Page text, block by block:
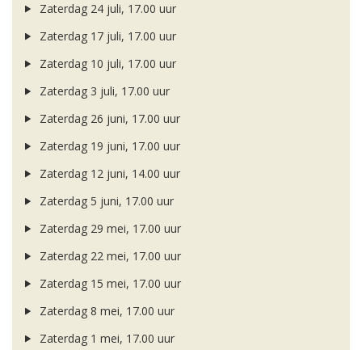
Zaterdag 24 juli, 17.00 uur
Zaterdag 17 juli, 17.00 uur
Zaterdag 10 juli, 17.00 uur
Zaterdag 3 juli, 17.00 uur
Zaterdag 26 juni, 17.00 uur
Zaterdag 19 juni, 17.00 uur
Zaterdag 12 juni, 14.00 uur
Zaterdag 5 juni, 17.00 uur
Zaterdag 29 mei, 17.00 uur
Zaterdag 22 mei, 17.00 uur
Zaterdag 15 mei, 17.00 uur
Zaterdag 8 mei, 17.00 uur
Zaterdag 1 mei, 17.00 uur